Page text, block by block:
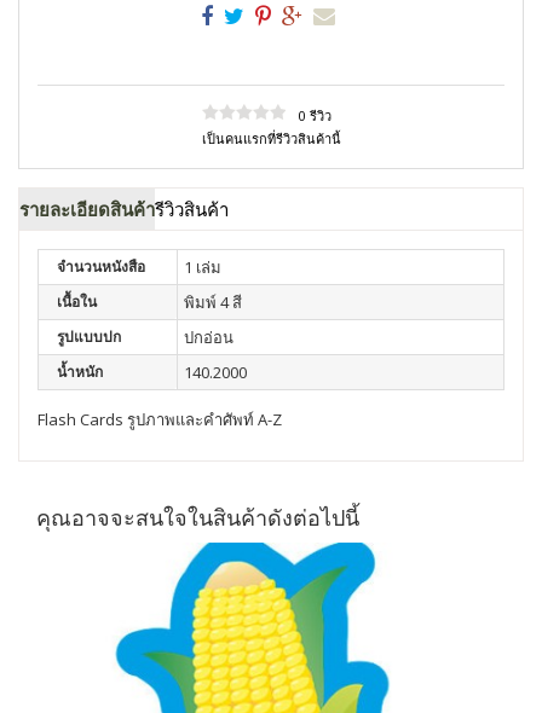
0 รีวิว
เป็นคนแรกที่รีวิวสินค้านี้
รายละเอียดสินค้ารีวิวสินค้า
จำนวนหนังสือ 1 เล่ม
เนื้อใน พิมพ์ 4 สี
รูปแบบปก ปกอ่อน
น้ำหนัก 140.2000
Flash Cards รูปภาพและคำศัพท์ A-Z
คุณอาจจะสนใจในสินค้าดังต่อไปนี้